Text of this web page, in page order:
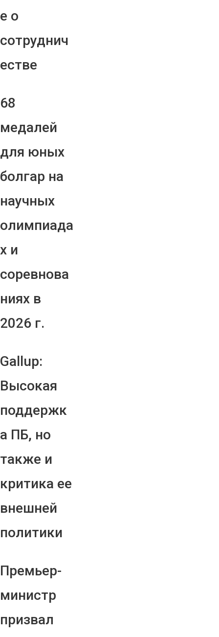
е о
сотруднич
естве
68
медалей
для юных
болгар на
научных
олимпиада
х и
соревнова
ниях в
2026 г.
Gallup:
Высокая
поддержк
а ПБ, но
также и
критика ее
внешней
политики
Премьер-
министр
призвал